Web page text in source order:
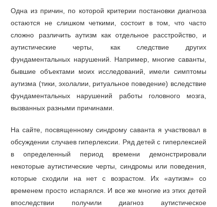
Одна из причин, по которой критерии постановки диагноза
остаются не слишком четкими, состоит в том, что часто
сложно различить аутизм как отдельное расстройство, и
аутистические черты, как следствие других
фундаментальных нарушений. Например, многие саванты,
бывшие объектами моих исследований, имели симптомы
аутизма (тики, эхолалии, ритуальное поведение) вследствие
фундаментальных нарушений работы головного мозга,
вызванных разными причинами.
На сайте, посвященному синдрому саванта я участвовал в
обсуждении случаев гиперлексии. Ряд детей с гиперлексией
в определенный период времени демонстрировали
некоторые аутистические черты, синдромы или поведения,
которые сходили на нет с возрастом. Их «аутизм» со
временем просто испарялся. И все же многие из этих детей
впоследствии получили диагноз аутистическое